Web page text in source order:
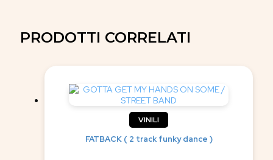
PRODOTTI CORRELATI
VINILI
FATBACK ( 2 track funky dance )